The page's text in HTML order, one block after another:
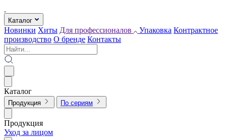
Каталог
Новинки Хиты Для профессионалов Упаковка Контрактное
производство О бренде Контакты
Каталог
Продукция По сериям
Продукция
Уход за лицом